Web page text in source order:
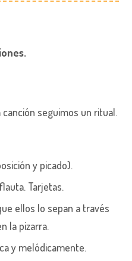
seguimos un ritual.
y picado).
Tarjetas.
ellos lo sepan a través
la pizarra.
y melódicamente.